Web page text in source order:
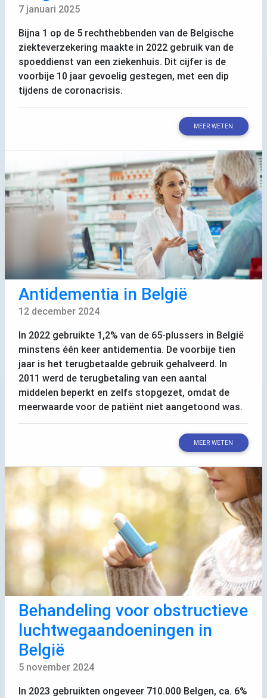
7 januari 2025
Bijna 1 op de 5 rechthebbenden van de Belgische
ziekteverzekering maakte in 2022 gebruik van de
spoeddienst van een ziekenhuis. Dit cijfer is de
voorbije 10 jaar gevoelig gestegen, met een dip
tijdens de coronacrisis.
MEER WETEN
Antidementia in België
12 december 2024
In 2022 gebruikte 1,2% van de 65-plussers in België
minstens één keer antidementia. De voorbije tien
jaar is het terugbetaalde gebruik gehalveerd. In
2011 werd de terugbetaling van een aantal
middelen beperkt en zelfs stopgezet, omdat de
meerwaarde voor de patiënt niet aangetoond was.
MEER WETEN
Behandeling voor obstructieve
luchtwegaandoeningen in
België
5 november 2024
In 2023 gebruikten ongeveer 710.000 Belgen, ca. 6%